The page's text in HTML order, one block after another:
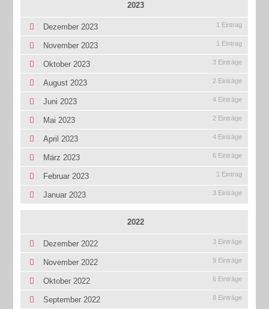
2023
Dezember 2023 1 Eintrag
November 2023 1 Eintrag
Oktober 2023 3 Einträge
August 2023 2 Einträge
Juni 2023 4 Einträge
Mai 2023 2 Einträge
April 2023 4 Einträge
März 2023 6 Einträge
Februar 2023 1 Eintrag
Januar 2023 3 Einträge
2022
Dezember 2022 3 Einträge
November 2022 9 Einträge
Oktober 2022 6 Einträge
September 2022 8 Einträge